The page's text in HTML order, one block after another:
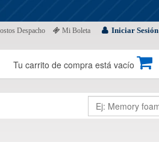
Iniciar Sesión
Despacho Mi Boleta
Tu carrito de compra está vacío